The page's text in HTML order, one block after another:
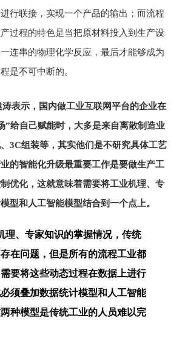
行联接，实现一个产品的输出；而流程
过程的特色是当把原材料投入到生产设
连串的物理化学反应，最后才能够成为
是不可中断的。
表示，国内做工业互联网平台的企业在
”给自己赋能时，大多是来自离散制造业
3C组装等，其实他们是不研究具体工艺
的智能化升级最重要工作是要做生产工
优化，这就意味着需要将工业机理、专
型和人工智能模型结合到一个点上。
理、专家知识的掌握情况，传统
在问题，但是所有的流程工业都
要将这些动态过程在数据上进行
须叠加数据统计模型和人工智能
种模型是传统工业的人员难以完